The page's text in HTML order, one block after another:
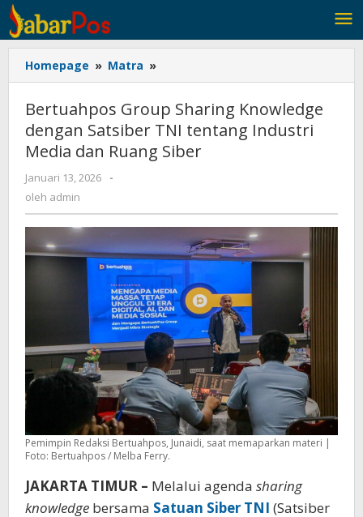
Lewati
ke
konten
Homepage » Matra »
Group
Sharing
Knowledge
dengan
Satsiber
Media
dan
Ruang
Siber
Bertuahpos Group Sharing Knowledge
dengan Satsiber TNI tentang Industri
Media dan Ruang Siber
Januari 13, 2026
oleh
-
oleh admin
Pemimpin Redaksi Bertuahpos, Junaidi, saat memaparkan materi |
Foto: Bertuahpos / Melba Ferry.
JAKARTA TIMUR – Melalui agenda sharing
knowledge bersama Satuan Siber TNI (Satsiber